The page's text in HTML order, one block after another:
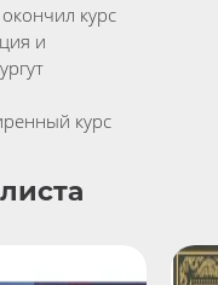
курс
и
курс
Сургут